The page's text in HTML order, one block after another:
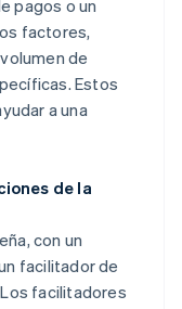
pagos o un
factores,
de
Estos
a una
de la
con un
facilitador de
facilitadores